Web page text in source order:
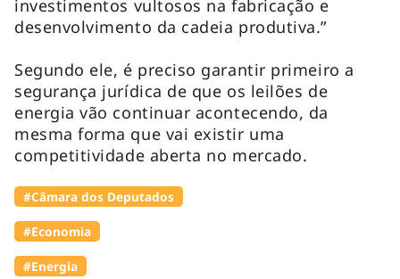
investimentos vultosos na fabricação e
desenvolvimento da cadeia produtiva.”
Segundo ele, é preciso garantir primeiro a
segurança jurídica de que os leilões de
energia vão continuar acontecendo, da
mesma forma que vai existir uma
competitividade aberta no mercado.
#Câmara dos Deputados
#Economia
#Energia